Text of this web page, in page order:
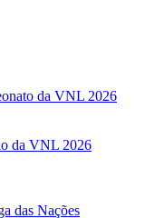
da VNL 2026
da VNL 2026
das Nações